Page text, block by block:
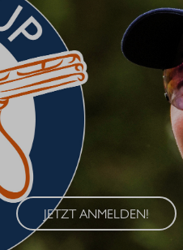
BLASER CUP 2026
Erleben Sie den Blaser Cup
Wettkämpfen im
renommierten Standorten in
Blaser Cup bietet Schützen
Fähigkeiten im sportlichen
JETZT ANMELDEN!